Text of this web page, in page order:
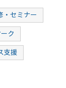
・セミナー
ク
支援